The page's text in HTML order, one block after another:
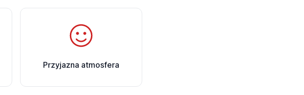
Przyjazna atmosfera